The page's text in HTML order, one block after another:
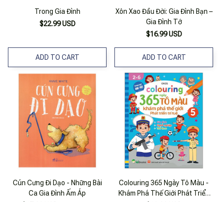
Trong Gia Đình
$22.99 USD
ADD TO CART
Xôn Xao Đầu Đời: Gia Đình Bạn –
Gia Đình Tớ
$16.99 USD
ADD TO CART
Cún Cưng Đi Dạo - Những Bài
Ca Gia Đình Ấm Áp
Colouring 365 Ngày Tô Màu -
Khám Phá Thế Giới Phát Triển